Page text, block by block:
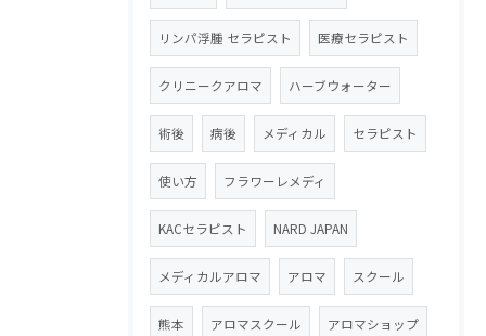
リンパ浮腫 セラピスト 医療セラピスト
クリニークアロマ ハーブウォーター
術後 病後 メディカル セラピスト
使い方 フラワーレメディ
KACセラピスト NARD JAPAN
メディカルアロマ アロマ スクール
熊本 アロマスクール アロマショップ